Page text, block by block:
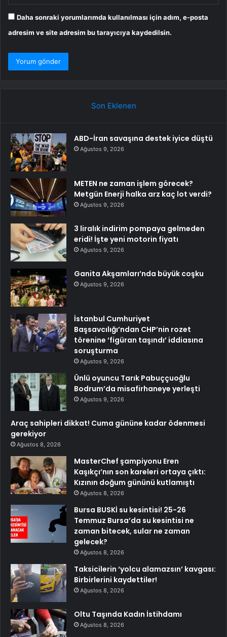
Daha sonraki yorumlarımda kullanılması için adım, e-posta
adresim ve site adresim bu tarayıcıya kaydedilsin.
Son Eklenen
ABD-İran savaşına destek iyice düştü
Ağustos 9, 2026
METEN ne zaman işlem görecek?
Metgün Enerji halka arz kaç lot verdi?
Ağustos 9, 2026
3 liralık indirim pompaya gelmeden
eridi! İşte yeni motorin fiyatı
Ağustos 9, 2026
Ganita Akşamları’nda büyük coşku
Ağustos 9, 2026
İstanbul Cumhuriyet
Başsavcılığı’ndan CHP’nin rozet
törenine ‘figüran taşındı’ iddiasına
soruşturma
Ağustos 9, 2026
Ünlü oyuncu Tarık Pabuççuoğlu
Bodrum’da misafirhaneye yerleşti
Ağustos 9, 2026
Araç sahipleri dikkat! Cuma gününe kadar ödenmesi
gerekiyor
Ağustos 8, 2026
MasterChef şampiyonu Eren
Kaşıkçı’nın son kareleri ortaya çıktı:
Kızının doğum gününü kutlamıştı
Ağustos 8, 2026
Bursa BUSKİ su kesintisi! 25-26
Temmuz Bursa’da su kesintisi ne
zaman bitecek, sular ne zaman
gelecek?
Ağustos 8, 2026
Taksicilerin ‘yolcu alamazsın’ kavgası:
Birbirlerini kaydettiler!
Ağustos 8, 2026
Oltu Taşında Kadın İstihdamı
Ağustos 8, 2026